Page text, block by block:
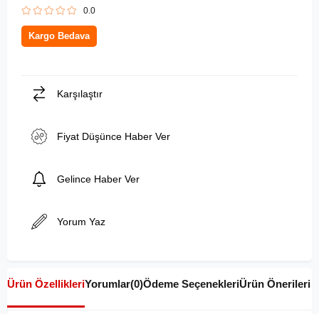
0.0
Kargo Bedava
Karşılaştır
Fiyat Düşünce Haber Ver
Gelince Haber Ver
Yorum Yaz
Ürün ÖzellikleriYorumlar(0)Ödeme SeçenekleriÜrün Önerileri